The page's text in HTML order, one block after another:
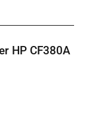
HP CF380A